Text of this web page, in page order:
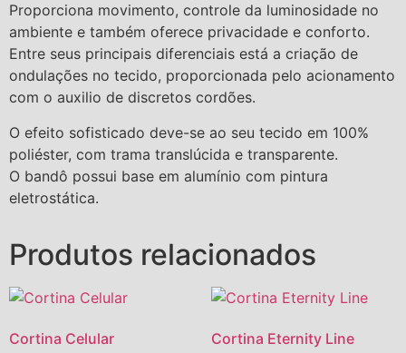
Proporciona movimento, controle da luminosidade no
ambiente e também oferece privacidade e conforto.
Entre seus principais diferenciais está a criação de
ondulações no tecido, proporcionada pelo acionamento
com o auxilio de discretos cordões.
O efeito sofisticado deve-se ao seu tecido em 100%
poliéster, com trama translúcida e transparente.
O bandô possui base em alumínio com pintura
eletrostática.
Produtos relacionados
Cortina Celular Cortina Eternity Line